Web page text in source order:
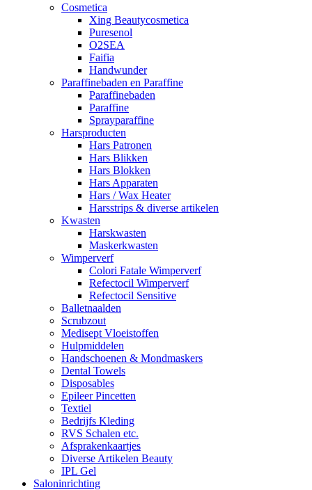
Cosmetica
Xing Beautycosmetica
Puresenol
O2SEA
Faifia
Handwunder
Paraffinebaden en Paraffine
Paraffinebaden
Paraffine
Sprayparaffine
Harsproducten
Hars Patronen
Hars Blikken
Hars Blokken
Hars Apparaten
Hars / Wax Heater
Harsstrips & diverse artikelen
Kwasten
Harskwasten
Maskerkwasten
Wimperverf
Colori Fatale Wimperverf
Refectocil Wimperverf
Refectocil Sensitive
Balletnaalden
Scrubzout
Medisept Vloeistoffen
Hulpmiddelen
Handschoenen & Mondmaskers
Dental Towels
Disposables
Epileer Pincetten
Textiel
Bedrijfs Kleding
RVS Schalen etc.
Afsprakenkaartjes
Diverse Artikelen Beauty
IPL Gel
Saloninrichting